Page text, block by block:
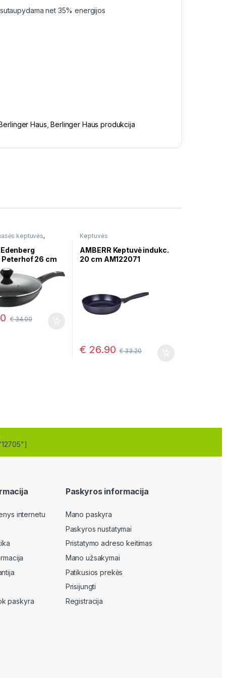
net 35% energijos
Haus ,Berlinger Haus produkcija
keptuvės,
Keraminės dangos
Peterhof 26 cm
€34.00
Keptuvės
AMBERR Keptuvė indukc.
20 cm AM122071
€ 26.90 €33.20
internetu
paskyra
Paskyros informacija
Mano paskyra
Paskyros nustatymai
Pristatymo adreso keitimas
Mano užsakymai
Patikusios prekės
Prisijungti
Registracija